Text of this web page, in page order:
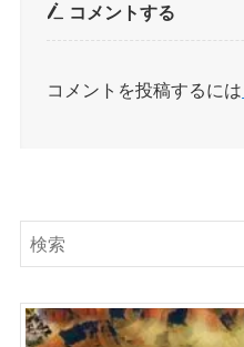
コメントする
コメントを投稿するには